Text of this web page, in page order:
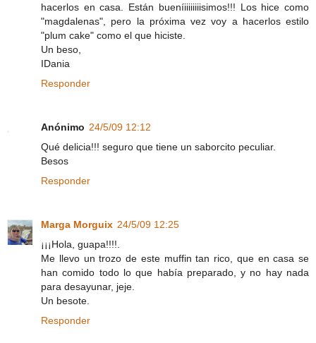
hacerlos en casa. Están bueníiiiiiiiisimos!!! Los hice como
"magdalenas", pero la próxima vez voy a hacerlos estilo
"plum cake" como el que hiciste.
Un beso,
IDania
Responder
Anónimo 24/5/09 12:12
Qué delicia!!! seguro que tiene un saborcito peculiar.
Besos
Responder
Marga Morguix 24/5/09 12:25
¡¡¡Hola, guapa!!!!.
Me llevo un trozo de este muffin tan rico, que en casa se
han comido todo lo que había preparado, y no hay nada
para desayunar, jeje.
Un besote.
Responder